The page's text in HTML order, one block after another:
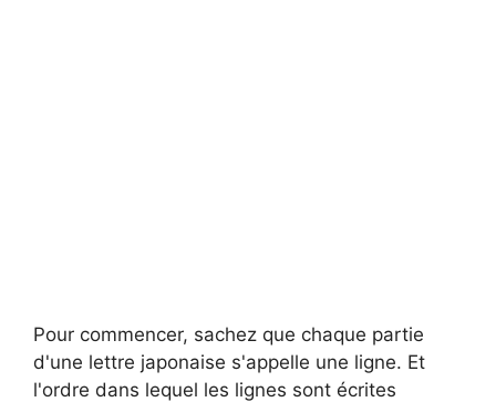
Pour commencer, sachez que chaque partie
d'une lettre japonaise s'appelle une ligne. Et
l'ordre dans lequel les lignes sont écrites